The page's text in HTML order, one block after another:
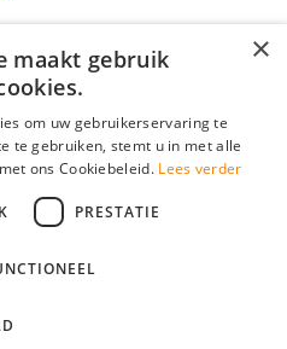
×
maakt gebruik
om uw gebruikerservaring te
te gebruiken, stemt u in met alle
ons Cookiebeleid. Lees verder
PRESTATIE